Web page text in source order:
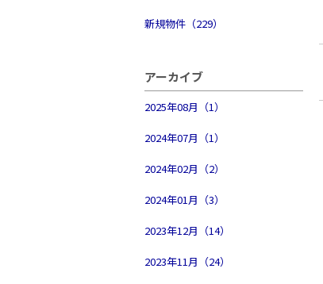
新規物件（229）
アーカイブ
2025年08月（1）
2024年07月（1）
2024年02月（2）
2024年01月（3）
2023年12月（14）
2023年11月（24）